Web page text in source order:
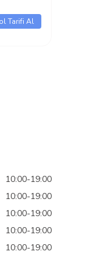
Tarifi Al
10:00-19:00
10:00-19:00
10:00-19:00
10:00-19:00
10:00-19:00